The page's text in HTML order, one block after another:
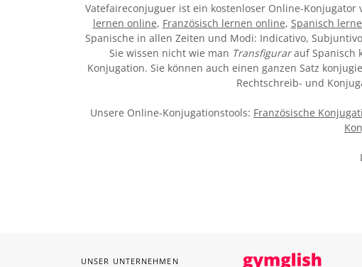
Vatefaireconjuguer ist ein kostenloser Online-
lernen online, Französisch lernen online, Spanisch
Spanische in allen Zeiten und Modi: Indicativo,
Sie wissen nicht wie man Transfigurarauf Spanisch
Konjugation. Sie können auch einen ganzen Satz
Rechtschreib- und
Unsere Online-Konjugationstools: Französische
UNSER UNTERNEHMEN